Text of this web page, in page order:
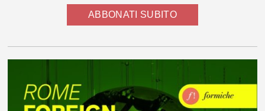
ABBONATI SUBITO